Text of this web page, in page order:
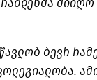
ბევრ